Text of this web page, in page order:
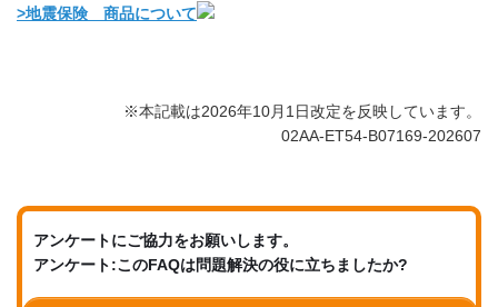
>地震保険 商品について
※本記載は2026年10月1日改定を反映しています。
02AA-ET54-B07169-202607
アンケートにご協力をお願いします。
アンケート:このFAQは問題解決の役に立ちましたか?